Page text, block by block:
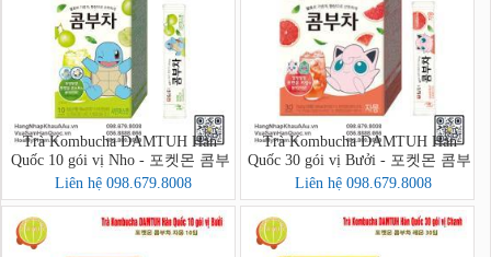
Trà Kombucha DAMTUH Hàn
Quốc 10 gói vị Nho - 포켓몬 콤부
차 샤인머스캣 10입
Liên hệ 098.679.8008
Trà Kombucha DAMTUH Hàn
Quốc 30 gói vị Bưởi - 포켓몬 콤부
차 자몽 30입
Liên hệ 098.679.8008